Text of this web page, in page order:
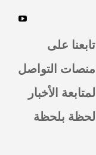
تابعنا على
منصات التواصل
لمتابعة الأخبار
لحظة بلحظة